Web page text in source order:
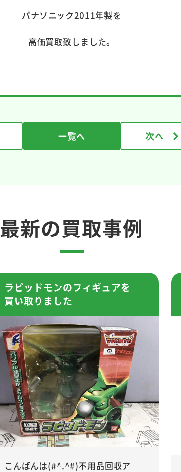
パナソニック2011年製を
高価買取致しました。
一覧へ 次へ
最新の買取事例
ラピッドモンのフィギュアを
買い取りました
こんばんは(#^.^#)不用品回収ア